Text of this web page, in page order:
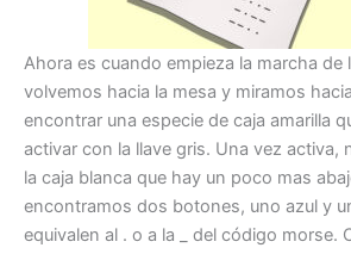
Ahora es cuando empieza la marcha
volvemos hacia la mesa y miramos
encontrar una especie de caja amarilla
activar con la llave gris. Una vez activa,
la caja blanca que hay un poco mas
encontramos dos botones, uno azul y
equivalen al . o a la _ del código morse.